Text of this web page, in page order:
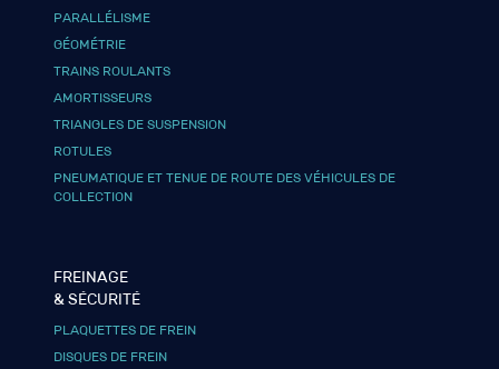
PARALLÉLISME
GÉOMÉTRIE
TRAINS ROULANTS
AMORTISSEURS
TRIANGLES DE SUSPENSION
ROTULES
PNEUMATIQUE ET TENUE DE ROUTE DES VÉHICULES DE
COLLECTION
FREINAGE
& SÉCURITÉ
PLAQUETTES DE FREIN
DISQUES DE FREIN